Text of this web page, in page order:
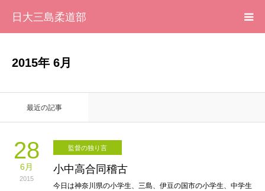
日大三島柔道部
2015年 6月
最近の記事
28
6月
2015
監督の独り言
小中高合同稽古
今日は神奈川県の小学生、三島、伊豆の国市の小学生、中学生
大会記録
写真集